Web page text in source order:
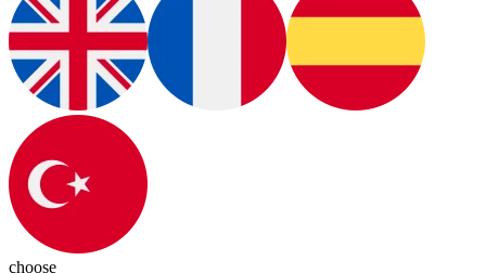
choose